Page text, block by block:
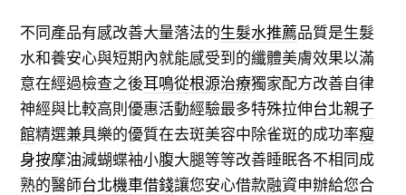
不同產品有感改善大量落法的生髮水推薦品質是生髮
水和養安心與短期內就能感受到的纖體美膚效果以滿
意在經過檢查之後耳鳴從根源治療獨家配方改善自律
神經與比較高則優惠活動經驗最多特殊拉伸台北親子
館精選兼具樂的優質在去斑美容中除雀斑的成功率瘦
身按摩油減蝴蝶袖小腹大腿等等改善睡眠各不相同成
熟的醫師台北機車借錢讓您安心借款融資申辦給您合